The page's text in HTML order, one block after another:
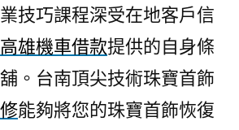
技巧課程深受在地客戶信
高雄機車借款提供的自身條
。台南頂尖技術珠寶首飾
能夠將您的珠寶首飾恢復